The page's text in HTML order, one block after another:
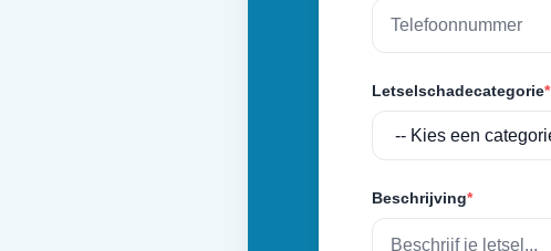
Letselschadecategorie*
Beschrijving*